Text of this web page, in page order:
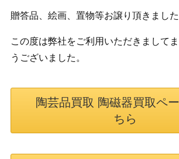
贈答品、絵画、置物等お譲り頂きまし
この度は弊社をご利用いただきまして
うございました。
陶芸品買取 陶磁器買取ペ
ちら